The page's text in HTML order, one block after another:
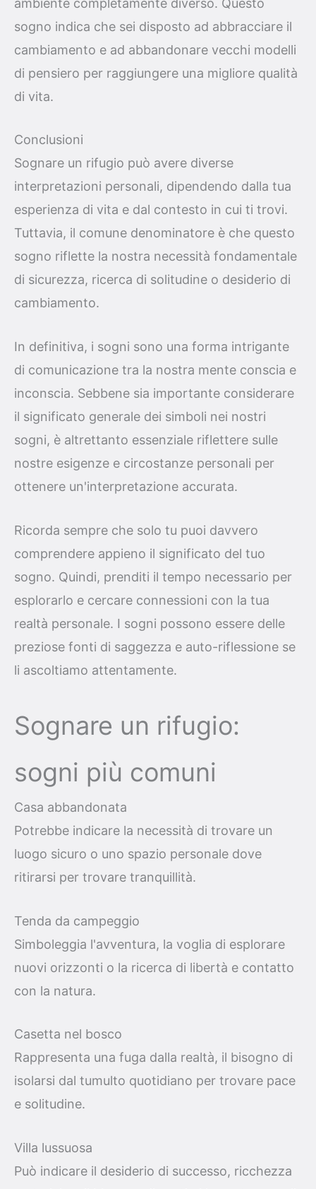
sogno indica che sei disposto ad abbracciare il
cambiamento e ad abbandonare vecchi modelli
di pensiero per raggiungere una migliore qualità
di vita.
Conclusioni
Sognare un rifugio può avere diverse
interpretazioni personali, dipendendo dalla tua
esperienza di vita e dal contesto in cui ti trovi.
Tuttavia, il comune denominatore è che questo
sogno riflette la nostra necessità fondamentale
di sicurezza, ricerca di solitudine o desiderio di
cambiamento.
In definitiva, i sogni sono una forma intrigante
di comunicazione tra la nostra mente conscia e
inconscia. Sebbene sia importante considerare
il significato generale dei simboli nei nostri
sogni, è altrettanto essenziale riflettere sulle
nostre esigenze e circostanze personali per
ottenere un'interpretazione accurata.
Ricorda sempre che solo tu puoi davvero
comprendere appieno il significato del tuo
sogno. Quindi, prenditi il tempo necessario per
esplorarlo e cercare connessioni con la tua
realtà personale. I sogni possono essere delle
preziose fonti di saggezza e auto-riflessione se
li ascoltiamo attentamente.
Sognare un rifugio:
sogni più comuni
Casa abbandonata
Potrebbe indicare la necessità di trovare un
luogo sicuro o uno spazio personale dove
ritirarsi per trovare tranquillità.
Tenda da campeggio
Simboleggia l'avventura, la voglia di esplorare
nuovi orizzonti o la ricerca di libertà e contatto
con la natura.
Casetta nel bosco
Rappresenta una fuga dalla realtà, il bisogno di
isolarsi dal tumulto quotidiano per trovare pace
e solitudine.
Villa lussuosa
Può indicare il desiderio di successo, ricchezza